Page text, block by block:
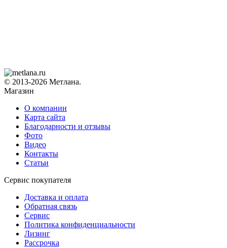
© 2013-2026 Метлана.
Магазин
О компании
Карта сайта
Благодарности и отзывы
Фото
Видео
Контакты
Статьи
Сервис покупателя
Доставка и оплата
Обратная связь
Сервис
Политика конфиденциальности
Лизинг
Рассрочка